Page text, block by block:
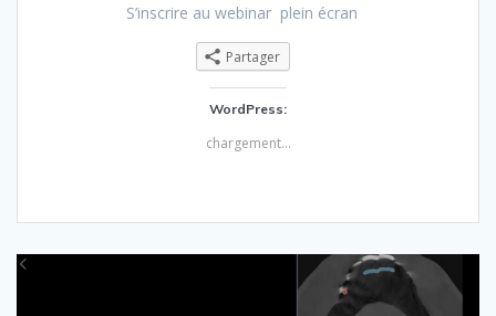
S’inscrire au webinar plein écran
Partager
WordPress:
chargement…